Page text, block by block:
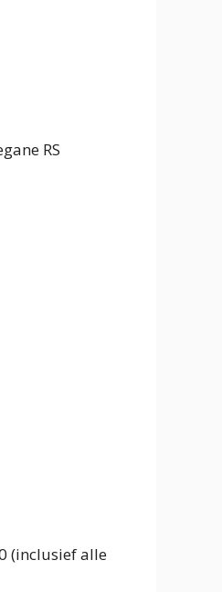
RS
(inclusief alle